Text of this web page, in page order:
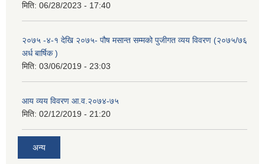
मिति: 06/28/2023 - 17:40
२०७५ -४-१ देखि २०७५- पौष मसान्त सम्मको पुजीगत व्यय विवरण (२०७५/७६
अर्ध बार्षिक )
मिति: 03/06/2019 - 23:03
आय व्यय विवरण आ.व.२०७४-७५
मिति: 02/12/2019 - 21:20
अन्य